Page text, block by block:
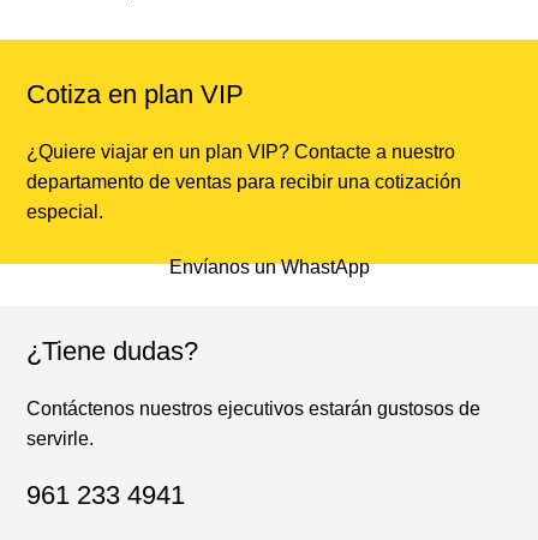
Cotiza en plan VIP
¿Quiere viajar en un plan VIP? Contacte a nuestro
departamento de ventas para recibir una cotización
especial.
Envíanos un WhastApp
¿Tiene dudas?
Contáctenos nuestros ejecutivos estarán gustosos de
servirle.
961 233 4941